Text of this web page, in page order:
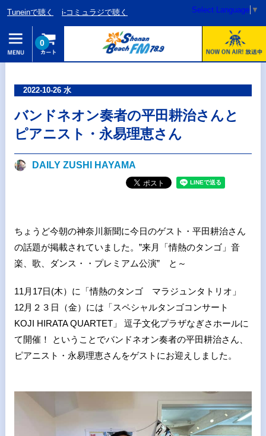
Tuneinで聴く i-コミュラジで聴く Select Language ▼
0
2022-10-26 水
バンドネオン奏者の平田耕治さんと
ピアニスト・永易理恵さん
DAILY ZUSHI HAYAMA
ちょうど今朝の神奈川新聞に今日のゲスト・平田耕治さん
の話題が掲載されていました。”来月「情熱のタンゴ」音
楽、歌、ダンス・・プレミアム公演” と～
11月17日(木）に「情熱のタンゴ マラジュンタトリオ」
12月２３日（金）には「スペシャルタンゴコンサート
KOJI HIRATA QUARTET」 逗子文化プラザなぎさホールに
て開催！ ということでバンドネオン奏者の平田耕治さん、
ピアニスト・永易理恵さんをゲストにお迎えしました。